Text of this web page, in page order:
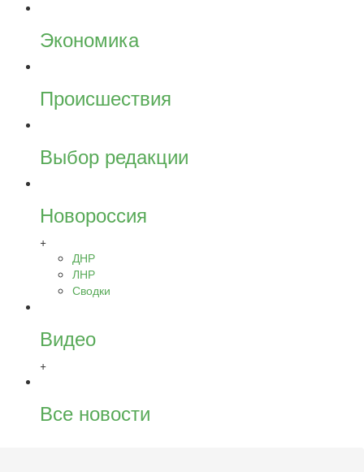
Экономика
Происшествия
Выбор редакции
Новороссия
+
ДНР
ЛНР
Сводки
Видео
+
Все новости